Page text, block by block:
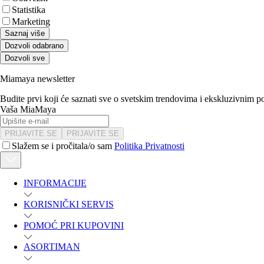
Statistika
Marketing
Saznaj više
Dozvoli odabrano
Dozvoli sve
Miamaya newsletter
Budite prvi koji će saznati sve o svetskim trendovima i ekskluzivnim
Vaša MiaMaya
PRIJAVITE SE PRIJAVITE SE
Slažem se i pročitala/o sam Politika Privatnosti
INFORMACIJE
KORISNIČKI SERVIS
POMOĆ PRI KUPOVINI
ASORTIMAN